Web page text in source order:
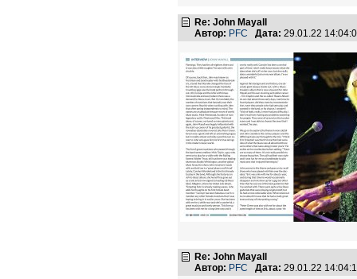
Re: John Mayall
Автор: PFC Дата: 29.01.22
Re: John Mayall
Автор: PFC Дата: 29.01.22